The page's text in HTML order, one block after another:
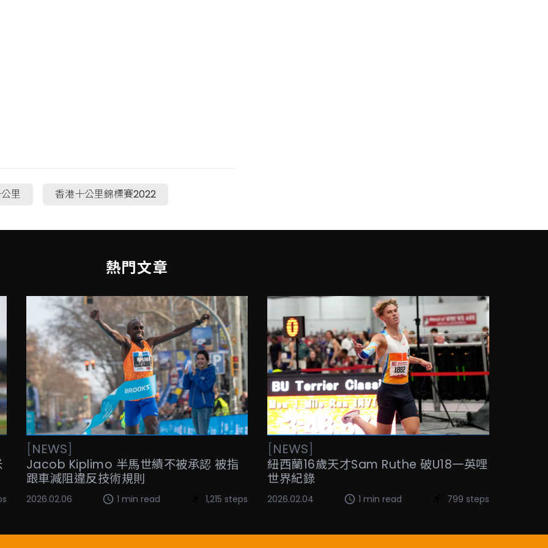
里 香港十公里錦標賽2022
熱門文章
[NEWS]
Jacob Kiplimo 半馬世績不被承認 被指
跟車減阻違反技術規則
2026.02.06 1 min read 1,215 steps
[NEWS]
紐西蘭16歲天才Sam Ruthe 破U18一英哩
世界紀錄
2026.02.04 1 min read 799 steps